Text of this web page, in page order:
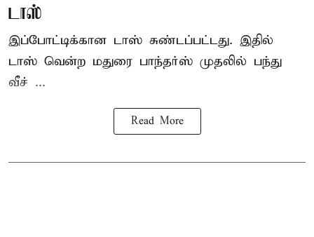
டாஸ்
இப்போட்டிக்கான டாஸ் சுண்டப்பட்டது. இதில்
டாஸ் வென்ற மதுரை பாந்தர்ஸ் முதலில் பந்து
வீச் ...
Read More